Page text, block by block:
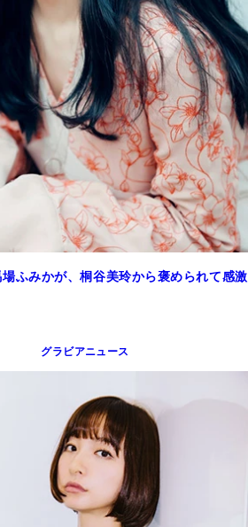
ふみかが、桐谷美玲から褒められて感激
グラビアニュース